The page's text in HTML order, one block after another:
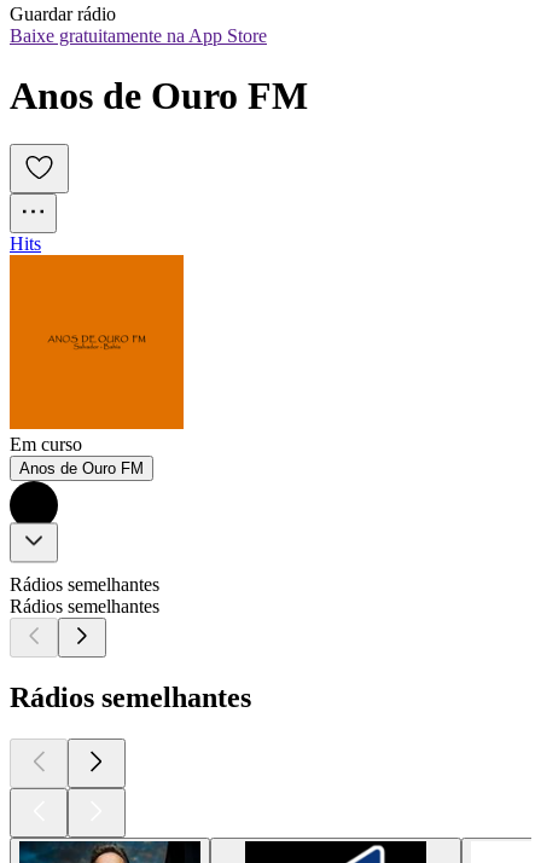
Guardar rádio
Baixe gratuitamente na App Store
Anos de Ouro FM
Hits
Em curso
Anos de Ouro FM
Rádios semelhantes
Rádios semelhantes
Rádios semelhantes